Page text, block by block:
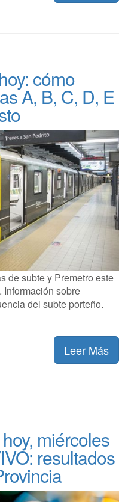
cómo
A, B, C, D, E
de subte y Premetro este
Información sobre
del subte porteño.
Leer Más
miércoles
resultados